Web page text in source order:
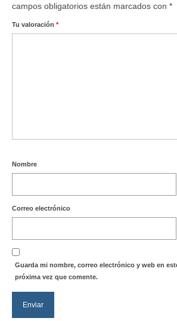
campos obligatorios están marcados con *
Tu valoración *
Nombre
Correo electrónico
Guarda mi nombre, correo electrónico y web en
próxima vez que comente.